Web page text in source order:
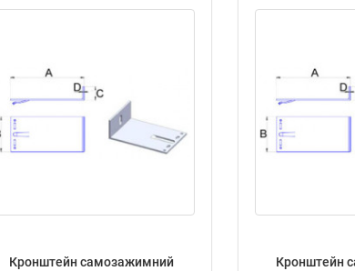
Кронштейн самозажимний
Кронштейн